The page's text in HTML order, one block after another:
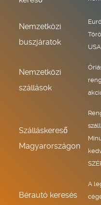
Nemzetközi
buszjáratok
Nemzetközi
szállások
Szálláskereső
Magyarországon
Bérautó keresés
A